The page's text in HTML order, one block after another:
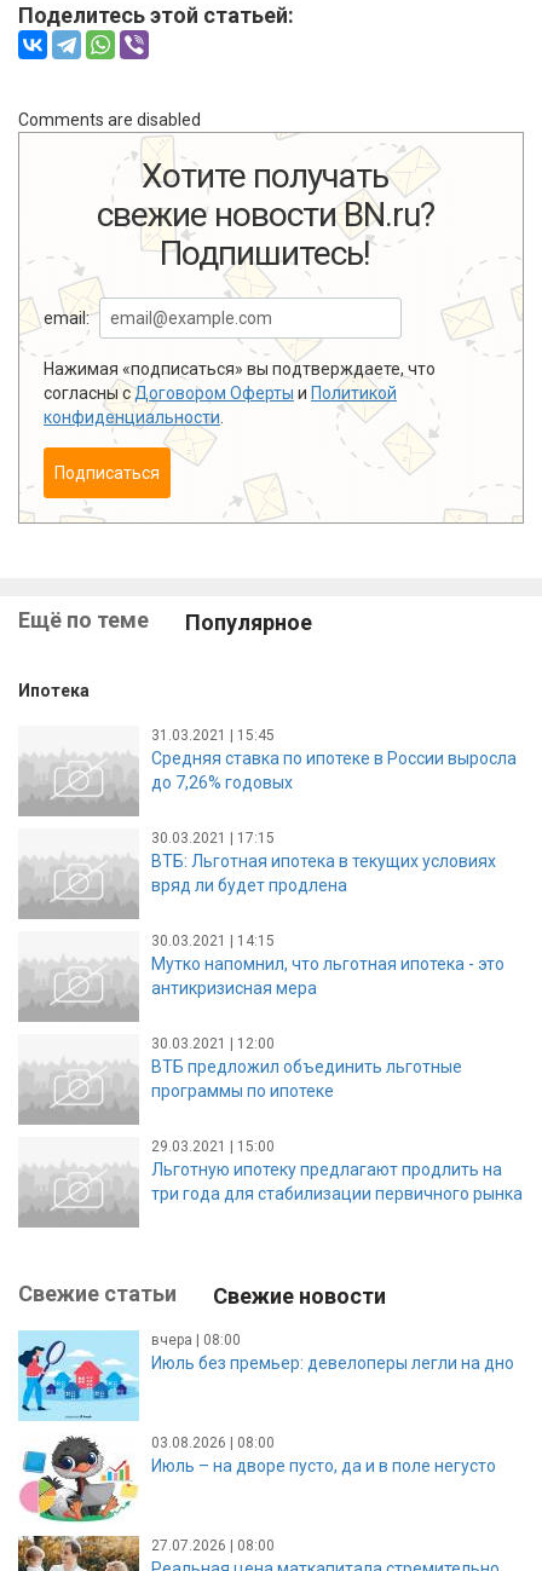
Поделитесь этой статьей:
Comments are disabled
Хотите получать
свежие новости BN.ru?
Подпишитесь!
email:
Нажимая «подписаться» вы подтверждаете, что
согласны сДоговором Оферты и Политикой
конфиденциальности
Подписаться
Ещё по теме Популярное
Ипотека
31.03.2021 | 15:45
Средняя ставка по ипотеке в России выросла
до 7,26% годовых
30.03.2021 | 17:15
ВТБ: Льготная ипотека в текущих условиях
вряд ли будет продлена
30.03.2021 | 14:15
Мутко напомнил, что льготная ипотека - это
антикризисная мера
30.03.2021 | 12:00
ВТБ предложил объединить льготные
программы по ипотеке
29.03.2021 | 15:00
Льготную ипотеку предлагают продлить на
три года для стабилизации первичного рынка
Свежие статьи Свежие новости
вчера | 08:00
Июль без премьер: девелоперы легли на дно
03.08.2026 | 08:00
Июль – на дворе пусто, да и в поле негусто
27.07.2026 | 08:00